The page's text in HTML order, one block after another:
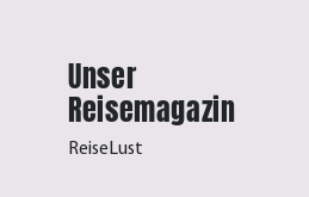
Unser
Reisemagazin
ReiseLust